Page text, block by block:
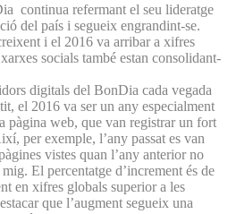
continua refermant el seu lideratge
del país i segueix engrandint-se.
i el 2016 va arribar a xifres
socials també estan consolidant-
digitals del BonDia cada vegada
el 2016 va ser un any especialment
pàgina web, que van registrar un fort
per exemple, l’any passat es van
vistes quan l’any anterior no
El percentatge d’increment és de
en xifres globals superior a les
que l’augment segueix una